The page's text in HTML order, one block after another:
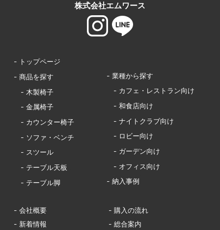
株式会社エムワース
- トップページ
- 商品を探す
- 木製椅子
- 金属椅子
- カウンター椅子
- ソファ・ベンチ
- スツール
- テーブル天板
- テーブル脚
- 業種から探す
- カフェ・レストラン向け
- 和食店向け
- ナイトクラブ向け
- ロビー向け
- ガーデン向け
- オフィス向け
- 納入事例
- 会社概要
- 購入の流れ
- 新着情報
- 総合案内